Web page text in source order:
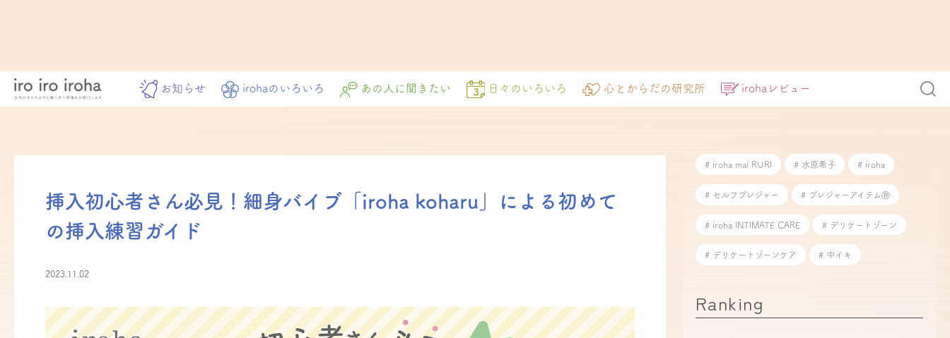
お知らせ irohaのいろいろ あの人に聞きたい 日々のいろいろ 心とからだの研究所 irohaレビュー
挿入初心者さん必見！細身バイブ「iroha koharu」による初めて
の挿入練習ガイド
2023.11.02
# iroha mai RURI # 水原希子 # iroha
# セルフプレジャー # プレジャーアイテムⓇ
# iroha INTIMATE CARE # デリケートゾーン
# デリケートゾーンケア # 中イキ
Ranking